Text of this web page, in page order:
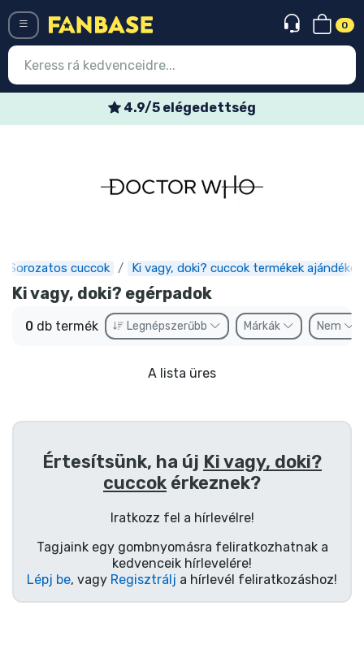
0
4.9/5 elégedettség
Sorozatos cuccok Ki vagy, doki? cuccok termékek ajándékok
Ki vagy, doki? egérpadok
0 db termék Legnépszerűbb Márkák Nem
A lista üres
Értesítsünk, ha új Ki vagy, doki?
cuccok érkeznek?
Iratkozz fel a hírlevélre!
Tagjaink egy gombnyomásra feliratkozhatnak a
kedvenceik hírlevelére!
Lépj be, vagy Regisztrálj a hírlevél feliratkozáshoz!
Legújabb cuccok
Express szállítás
Előrendelhető cuccok
Outlet cuccok
Sorozatos cuccok
Mesés cuccok
Animés cuccok